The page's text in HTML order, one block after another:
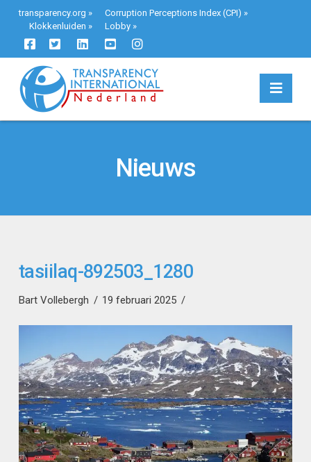
transparency.org » Corruption Perceptions Index (CPI) »
Klokkenluiden » Lobby»
Nieuws
tasiilaq-892503_1280
Bart Vollebergh 19 februari 2025